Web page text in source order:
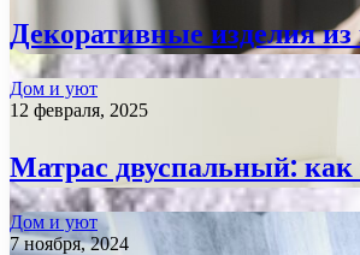
Декоративные изделия
Дом и уют
12 февраля, 2025
Матрас двуспальный:
Дом и уют
7 ноября, 2024